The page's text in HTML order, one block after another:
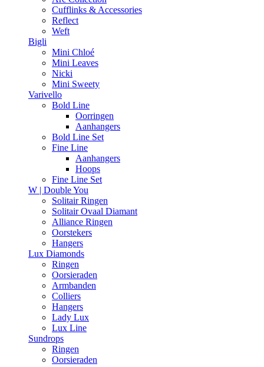
Cufflinks & Accessories
Reflect
Weft
Bigli
Mini Chloé
Mini Leaves
Nicki
Mini Sweety
Varivello
Bold Line
Oorringen
Aanhangers
Bold Line Set
Fine Line
Aanhangers
Hoops
Fine Line Set
W | Double You
Solitair Ringen
Solitair Ovaal Diamant
Alliance Ringen
Oorstekers
Hangers
Lux Diamonds
Ringen
Oorsieraden
Armbanden
Colliers
Hangers
Lady Lux
Lux Line
Sundrops
Ringen
Oorsieraden